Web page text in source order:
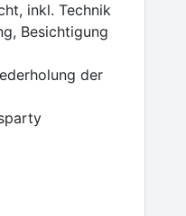
inkl. Technik
Besichtigung
der